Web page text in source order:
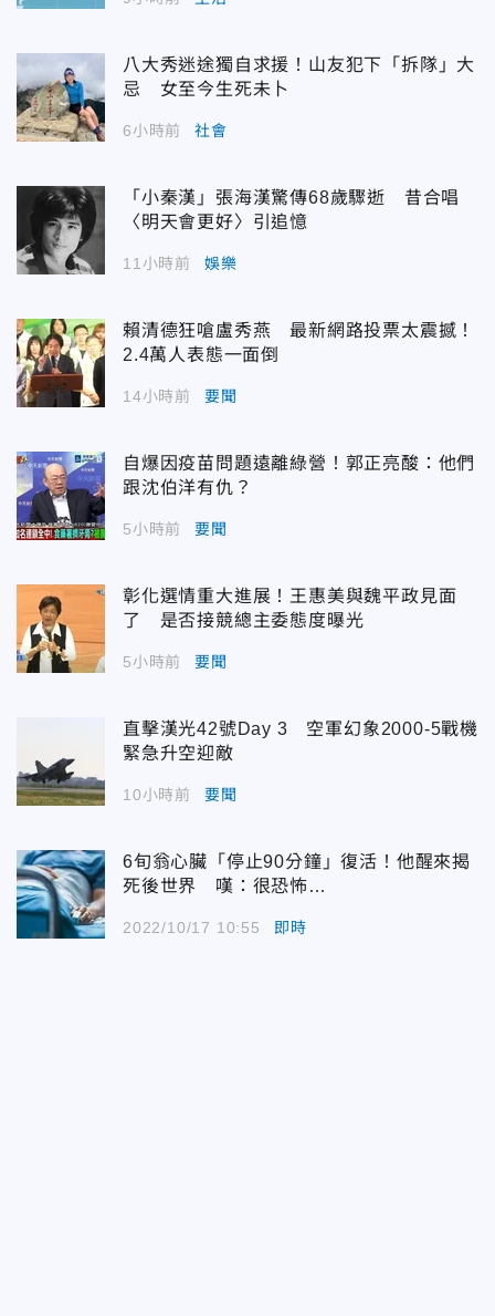
八大秀迷途獨自求援！山友犯下「拆隊」大
忌 女至今生死未卜
6小時前 社會
「小秦漢」張海漢驚傳68歲驟逝 昔合唱
〈明天會更好〉引追憶
11小時前 娛樂
賴清德狂嗆盧秀燕 最新網路投票太震撼！
2.4萬人表態一面倒
14小時前 要聞
自爆因疫苗問題遠離綠營！郭正亮酸：他們
跟沈伯洋有仇？
5小時前 要聞
彰化選情重大進展！王惠美與魏平政見面
了 是否接競總主委態度曝光
5小時前 要聞
直擊漢光42號Day 3 空軍幻象2000-5戰機
緊急升空迎敵
10小時前 要聞
6旬翁心臟「停止90分鐘」復活！他醒來揭
死後世界 嘆：很恐怖…
2022/10/17 10:55 即時